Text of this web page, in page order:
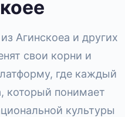
Агинскоеа и других
свои корни и
где каждый
который понимает
культуры